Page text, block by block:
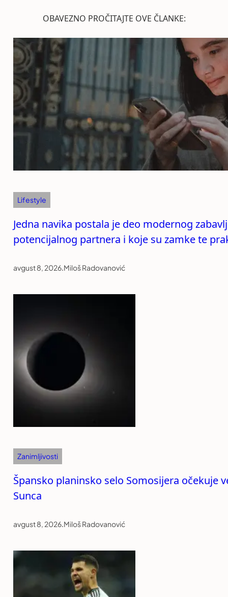
OBAVEZNO PROČITAJTE OVE ČLANKE:
Lifestyle
Jedna navika postala je deo modernog
potencijalnog partnera i koje su zamke te
avgust 8, 2026.Miloš Radovanović
Zanimljivosti
Špansko planinsko selo Somosijera očekuje
Sunca
avgust 8, 2026.Miloš Radovanović